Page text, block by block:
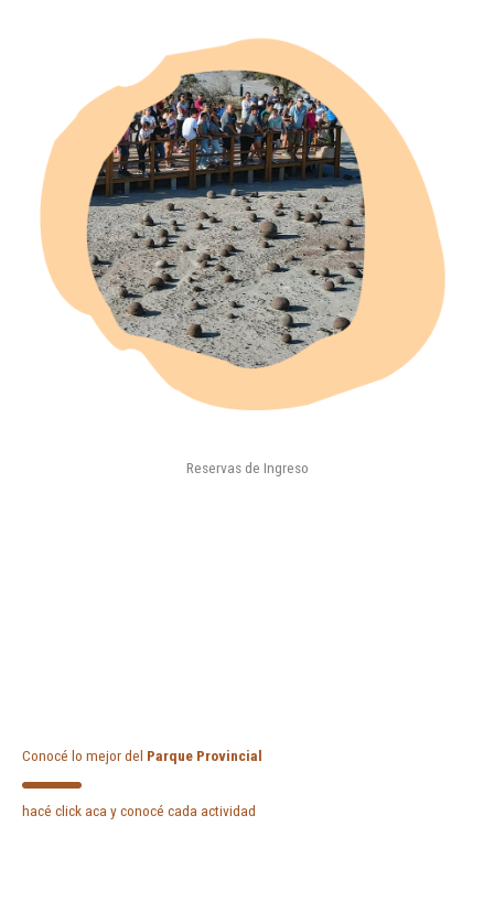
Conocé lo mejor del Parque Provincial
hacé click aca y conocé cada actividad
Reservas de Ingreso